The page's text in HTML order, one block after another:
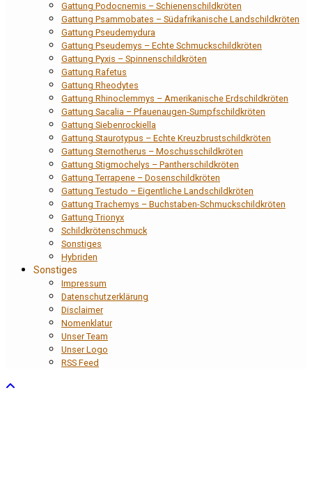
Gattung Podocnemis – Schienenschildkröten
Gattung Psammobates – Südafrikanische Landschildkröten
Gattung Pseudemydura
Gattung Pseudemys – Echte Schmuckschildkröten
Gattung Pyxis – Spinnenschildkröten
Gattung Rafetus
Gattung Rheodytes
Gattung Rhinoclemmys – Amerikanische Erdschildkröten
Gattung Sacalia – Pfauenaugen-Sumpfschildkröten
Gattung Siebenrockiella
Gattung Staurotypus – Echte Kreuzbrustschildkröten
Gattung Sternotherus – Moschusschildkröten
Gattung Stigmochelys – Pantherschildkröten
Gattung Terrapene – Dosenschildkröten
Gattung Testudo – Eigentliche Landschildkröten
Gattung Trachemys – Buchstaben-Schmuckschildkröten
Gattung Trionyx
Schildkrötenschmuck
Sonstiges
Hybriden
Sonstiges
Impressum
Datenschutzerklärung
Disclaimer
Nomenklatur
Unser Team
Unser Logo
RSS Feed